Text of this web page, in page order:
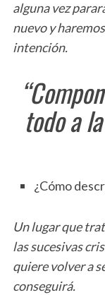
alguna vez
nuevo y
intención.
todo a
¿Cómo
Un lugar que
las sucesivas
quiere volver a
conseguirá.